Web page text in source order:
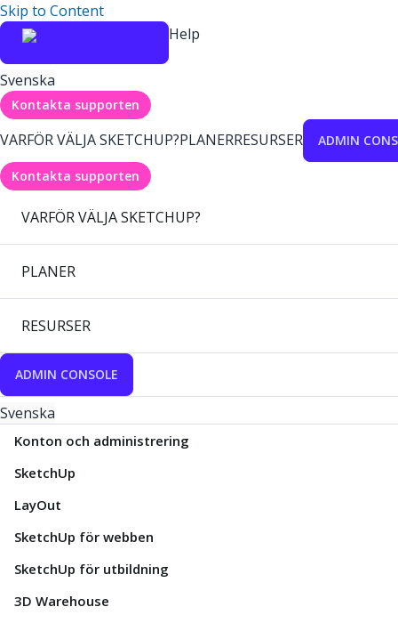
Skip to Content
Help
Svenska
Kontakta supporten
VARFÖR VÄLJA SKETCHUP?PLANERRESURSER ADMIN
Kontakta supporten
VARFÖR VÄLJA SKETCHUP?
PLANER
RESURSER
ADMIN CONSOLE
Svenska
Konton och administrering
SketchUp
LayOut
SketchUp för webben
SketchUp för utbildning
3D Warehouse